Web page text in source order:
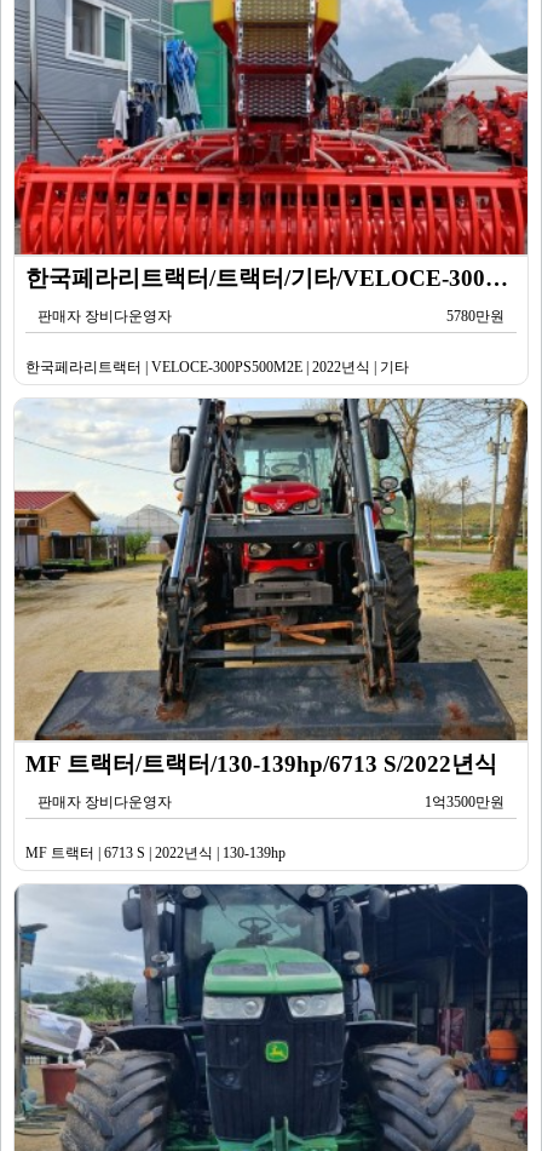
한국페라리트랙터/트랙터/기타/VELOCE-300PS500M2E/2022년식
판매자 장비다운영자 5780만원
한국페라리트랙터 | VELOCE-300PS500M2E | 2022년식 | 기타
MF 트랙터/트랙터/130-139hp/6713 S/2022년식
판매자 장비다운영자 1억3500만원
MF 트랙터 | 6713 S | 2022년식 | 130-139hp